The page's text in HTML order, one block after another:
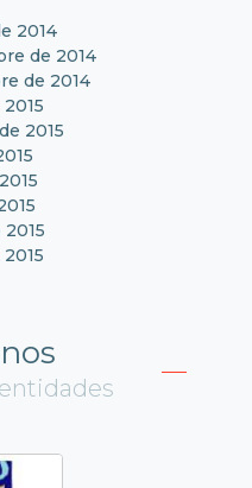
2014
de 2014
de 2014
2015
2015
2015